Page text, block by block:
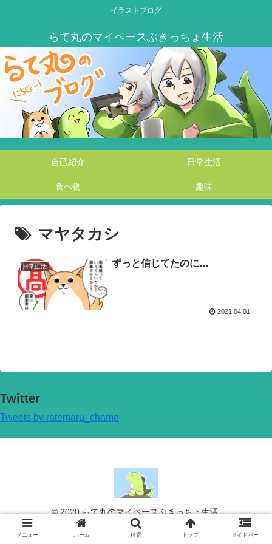
イラストブログ
自己紹介 日常生活
食べ物 趣味
マヤタカシ
日常生活 ずっと信じてたのに…
2021.04.01
Twitter
Tweets by ratemaru_chamo
© 2020 らて丸のマイペースぶきっちょ生活.
メニュー ホーム 検索 トップ サイドバー